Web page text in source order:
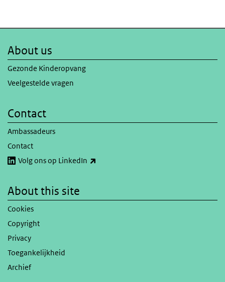
About us
Gezonde Kinderopvang
Veelgestelde vragen
Contact
Ambassadeurs
Contact
Volg ons op LinkedIn
About this site
Cookies
Copyright
Privacy
Toegankelijkheid
Archief